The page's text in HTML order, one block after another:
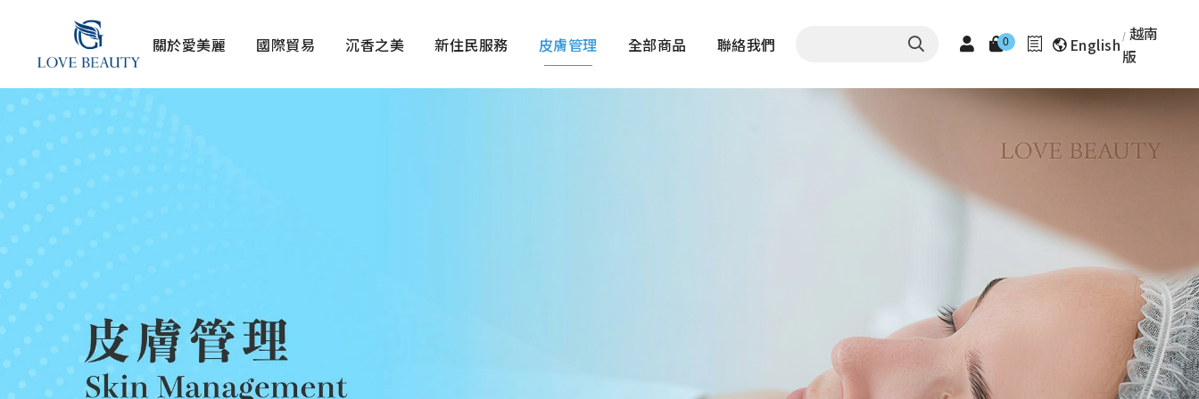
關於愛美麗 國際貿易 沉香之美 新住民服務 皮膚管理 全部商品 聯絡我們 0 English
越南
版